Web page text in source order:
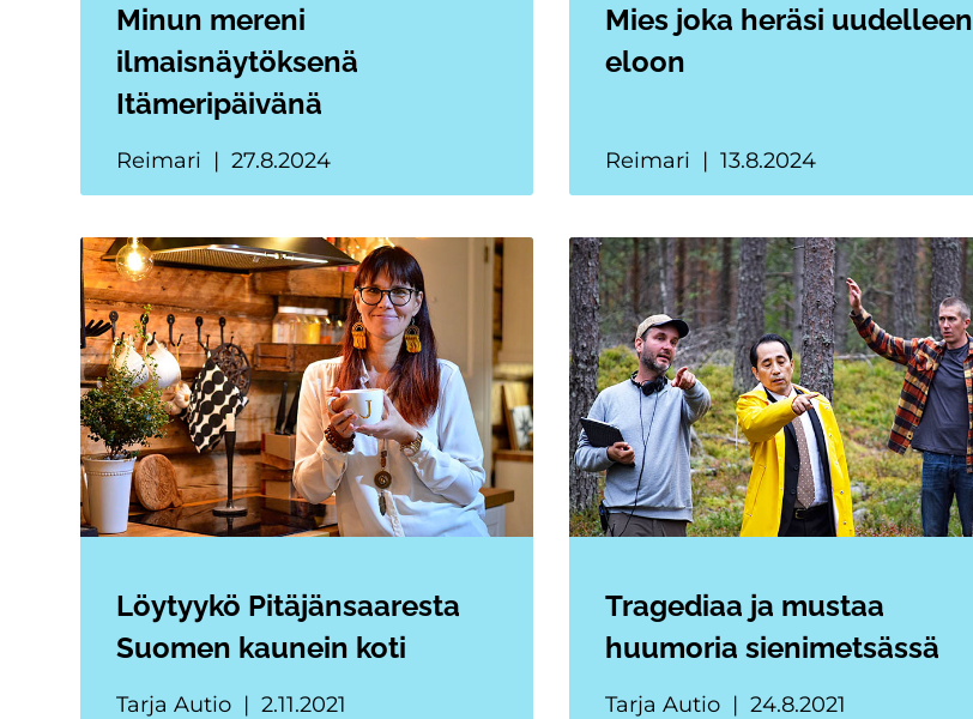
Minun mereni
ilmaisnäytöksenä
Itämeripäivänä
Reimari 27.8.2024
Mies joka heräsi uudelleen
eloon
Reimari 13.8.2024
Löytyykö Pitäjänsaaresta
Suomen kaunein koti
Tarja Autio 2.11.2021
Tragediaa ja mustaa
huumoria sienimetsässä
Tarja Autio 24.8.2021